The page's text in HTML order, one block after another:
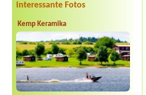
Interessante Fotos
Kemp Keramika